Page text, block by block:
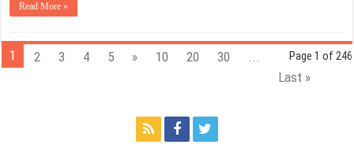
Read More »
Page 1 of 246
1 2 3 4 5 » 10 20 30
...
Last »